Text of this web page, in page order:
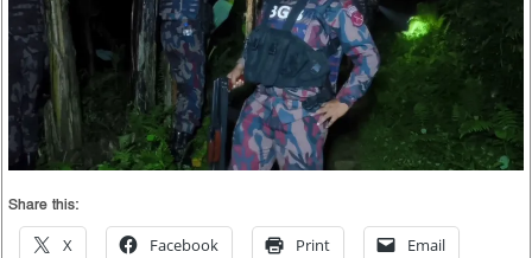
Share this:
X Facebook Print Email